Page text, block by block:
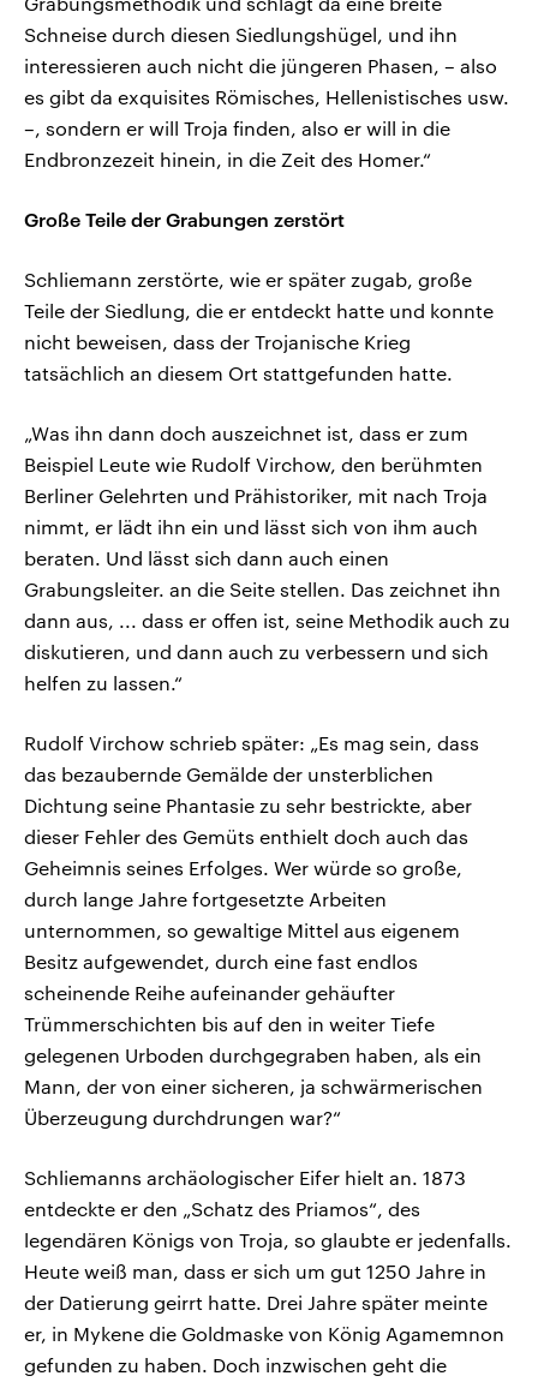
Schneise durch diesen Siedlungshügel, und ihn
interessieren auch nicht die jüngeren Phasen, – also
es gibt da exquisites Römisches, Hellenistisches usw.
–, sondern er will Troja finden, also er will in die
Endbronzezeit hinein, in die Zeit des Homer.“
Große Teile der Grabungen zerstört
Schliemann zerstörte, wie er später zugab, große
Teile der Siedlung, die er entdeckt hatte und konnte
nicht beweisen, dass der Trojanische Krieg
tatsächlich an diesem Ort stattgefunden hatte.
„Was ihn dann doch auszeichnet ist, dass er zum
Beispiel Leute wie Rudolf Virchow, den berühmten
Berliner Gelehrten und Prähistoriker, mit nach Troja
nimmt, er lädt ihn ein und lässt sich von ihm auch
beraten. Und lässt sich dann auch einen
Grabungsleiter. an die Seite stellen. Das zeichnet ihn
dann aus, ... dass er offen ist, seine Methodik auch zu
diskutieren, und dann auch zu verbessern und sich
helfen zu lassen.“
Rudolf Virchow schrieb später: „Es mag sein, dass
das bezaubernde Gemälde der unsterblichen
Dichtung seine Phantasie zu sehr bestrickte, aber
dieser Fehler des Gemüts enthielt doch auch das
Geheimnis seines Erfolges. Wer würde so große,
durch lange Jahre fortgesetzte Arbeiten
unternommen, so gewaltige Mittel aus eigenem
Besitz aufgewendet, durch eine fast endlos
scheinende Reihe aufeinander gehäufter
Trümmerschichten bis auf den in weiter Tiefe
gelegenen Urboden durchgegraben haben, als ein
Mann, der von einer sicheren, ja schwärmerischen
Überzeugung durchdrungen war?“
Schliemanns archäologischer Eifer hielt an. 1873
entdeckte er den „Schatz des Priamos“, des
legendären Königs von Troja, so glaubte er jedenfalls.
Heute weiß man, dass er sich um gut 1250 Jahre in
der Datierung geirrt hatte. Drei Jahre später meinte
er, in Mykene die Goldmaske von König Agamemnon
gefunden zu haben. Doch inzwischen geht die